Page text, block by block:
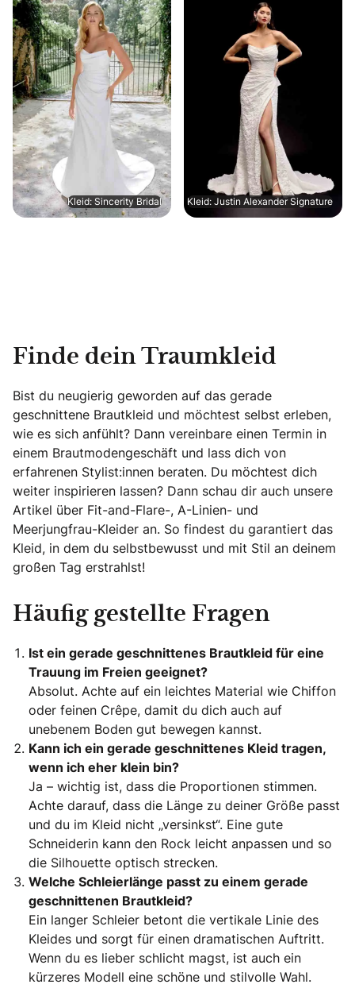
Kleid: Sincerity Bridal Kleid: Justin Alexander Signature
Finde dein Traumkleid
Bist du neugierig geworden auf das gerade
geschnittene Brautkleid und möchtest selbst erleben,
wie es sich anfühlt? Dann vereinbare einen Termin in
einem Brautmodengeschäft und lass dich von
erfahrenen Stylist:innen beraten. Du möchtest dich
weiter inspirieren lassen? Dann schau dir auch unsere
Artikel über Fit-and-Flare-, A-Linien- und
Meerjungfrau-Kleider an. So findest du garantiert das
Kleid, in dem du selbstbewusst und mit Stil an deinem
großen Tag erstrahlst!
Häufig gestellte Fragen
Ist ein gerade geschnittenes Brautkleid für eine
Trauung im Freien geeignet?
Absolut. Achte auf ein leichtes Material wie Chiffon
oder feinen Crêpe, damit du dich auch auf
unebenem Boden gut bewegen kannst.
Kann ich ein gerade geschnittenes Kleid tragen,
wenn ich eher klein bin?
Ja – wichtig ist, dass die Proportionen stimmen.
Achte darauf, dass die Länge zu deiner Größe passt
und du im Kleid nicht „versinkst“. Eine gute
Schneiderin kann den Rock leicht anpassen und so
die Silhouette optisch strecken.
Welche Schleierlänge passt zu einem gerade
geschnittenen Brautkleid?
Ein langer Schleier betont die vertikale Linie des
Kleides und sorgt für einen dramatischen Auftritt.
Wenn du es lieber schlicht magst, ist auch ein
kürzeres Modell eine schöne und stilvolle Wahl.